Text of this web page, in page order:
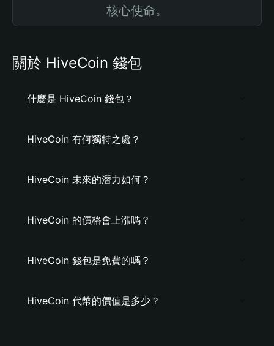
核心使命。
關於 HiveCoin 錢包
什麼是 HiveCoin 錢包？
HiveCoin 有何獨特之處？
HiveCoin 未來的潛力如何？
HiveCoin 的價格會上漲嗎？
HiveCoin 錢包是免費的嗎？
HiveCoin 代幣的價值是多少？